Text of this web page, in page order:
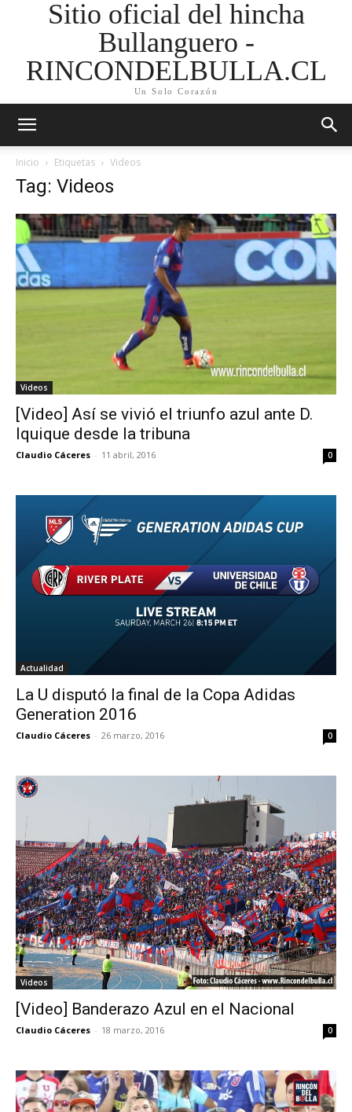
Sitio oficial del hincha
Bullanguero -
RINCONDELBULLA.CL
Un Solo Corazón
Inicio Etiquetas Videos
Tag: Videos
Videos
[Video] Así se vivió el triunfo azul ante D.
Iquique desde la tribuna
Claudio Cáceres - 11 abril, 2016 0
Actualidad
La U disputó la final de la Copa Adidas
Generation 2016
Claudio Cáceres - 26 marzo, 2016 0
Videos
[Video] Banderazo Azul en el Nacional
Claudio Cáceres - 18 marzo, 2016 0